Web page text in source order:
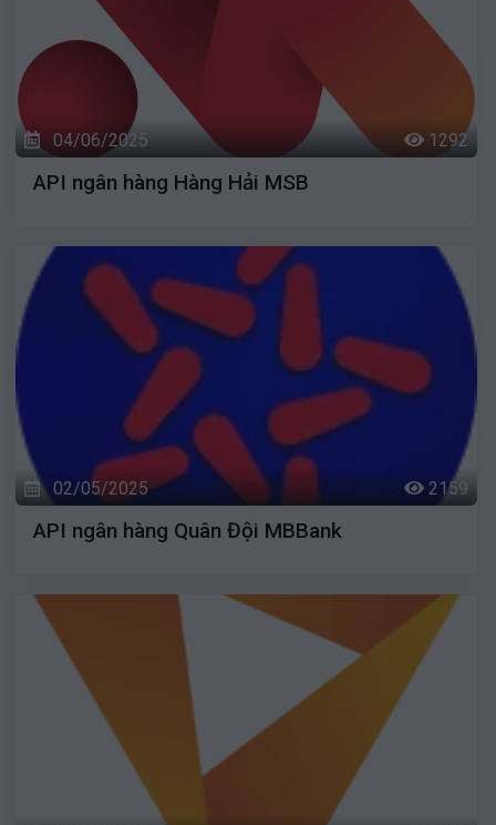
04/06/2025 1292
API ngân hàng Hàng Hải MSB
02/05/2025 2159
API ngân hàng Quân Đội MBBank